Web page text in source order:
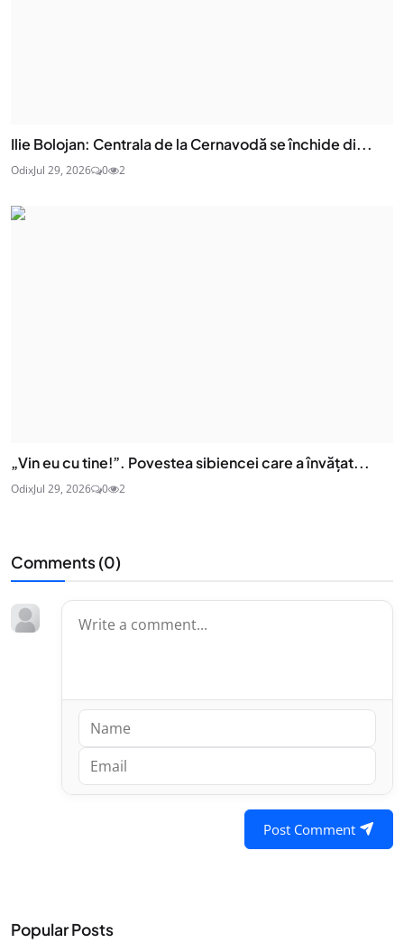
Ilie Bolojan: Centrala de la Cernavodă se închide di...
OdixJul 29, 2026 0 2
„Vin eu cu tine!”. Povestea sibiencei care a învățat...
OdixJul 29, 2026 0 2
Comments (0)
Post Comment
Popular Posts